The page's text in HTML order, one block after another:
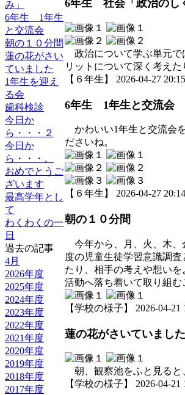
み」
6年生 1年生
と交流会
朝の１０分間
蓮の花がさい
ていました
1年生を迎え
る会
歯科検診
今日か
ら・・・２
今日か
ら・・・。
おめでとうご
ざいます
最高学年とし
て
わくわくの一
日
過去の記事
4月
2026年度
2025年度
2024年度
2023年度
2022年度
2021年度
2020年度
2019年度
2018年度
2017年度
6年生 社会「政治のし
政治について学ぶ単元で
リットについて深く考え
【６年生】 2026-04-27
6年生 1年生と交流会
かわいい1年生と交流会
ださいね。
【６年生】 2026-04-27
朝の１０分間
今年から、月、火、木、
度の児童生徒学習意識調
たり、相手の考えや想い
活動へ落ち着いて取り組む
【学校の様子】 2026-04-21
蓮の花がさいていました
朝、観察池をふと見ると
【学校の様子】 2026-04-21